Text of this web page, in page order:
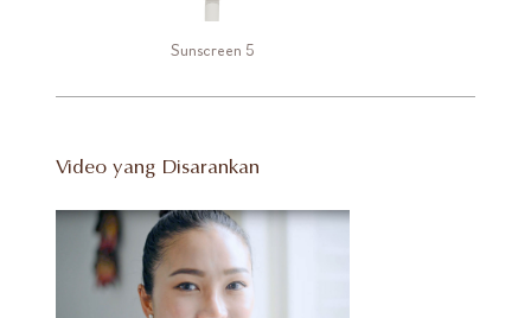
Sunscreen 5
Video yang Disarankan